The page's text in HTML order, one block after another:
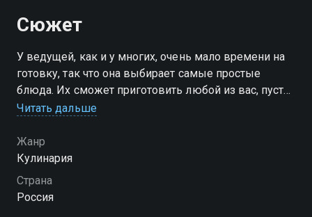
Сюжет
У ведущей, как и у многих, очень мало времени на
готовку, так что она выбирает самые простые
блюда. Их сможет приготовить любой из вас, пусть
даже самый неопытный кулинар. Кредо
максимален
Читать дальше
Жанр
Кулинария
Страна
Россия